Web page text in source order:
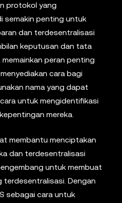
protokol yang
semakin penting untuk
dan terdesentralisasi
keputusan dan tata
peran penting
cara bagi
nama yang dapat
untuk mengidentifikasi
mereka.
membantu menciptakan
dan terdesentralisasi
untuk membuat
terdesentralisasi. Dengan
sebagai cara untuk